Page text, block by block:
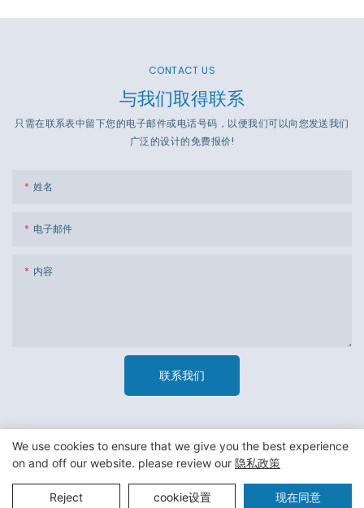
CONTACT US
与我们取得联系
只需在联系表中留下您的电子邮件或电话号码，以便我们可以向您发送我们
广泛的设计的免费报价!
姓名
电子邮件
内容
联系我们
版权所有 © 2023 广州市杰新材料包装有限公司 -隐私政策
地图
We use cookies to ensure that we give you the best experience
on and off our website. please review our 隐私政策
Reject cookie设置 现在同意